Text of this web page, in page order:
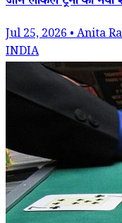
Jul 25, 2026 • Anita
INDIA